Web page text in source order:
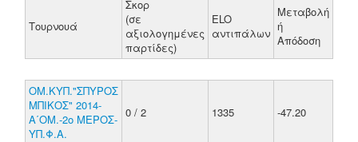
Τουρνουά
Σκορ
(σε
αξιολογημένες
παρτίδες)
ELO
αντιπάλων
Μεταβολή
ή
Απόδοση
ΟΜ.ΚΥΠ."ΣΠΥΡΟΣ
ΜΠΙΚΟΣ" 2014-
Α΄ΟΜ.-2ο ΜΕΡΟΣ-
ΥΠ.Φ.Α.
0 / 2 1335 -47.20